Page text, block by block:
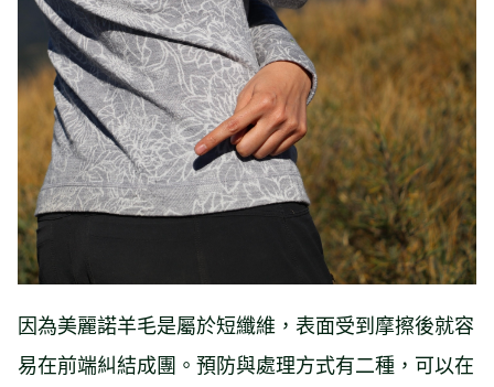
因為美麗諾羊毛是屬於短纖維，表面受到摩擦後就容
易在前端糾結成團。預防與處理方式有二種，可以在